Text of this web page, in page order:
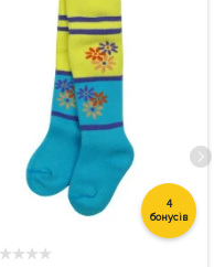
4
бонусів
★★★★